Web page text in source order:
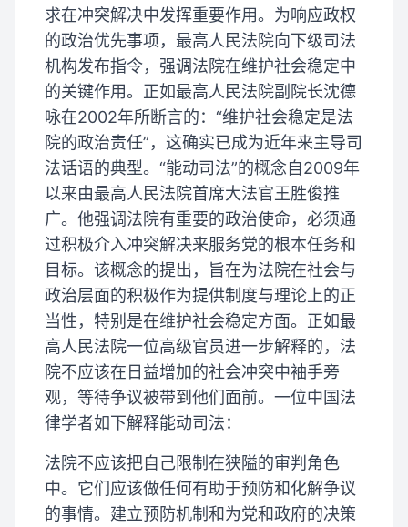
求在冲突解决中发挥重要作用。为响应政权
的政治优先事项，最高人民法院向下级司法
机构发布指令，强调法院在维护社会稳定中
的关键作用。正如最高人民法院副院长沈德
咏在2002年所断言的：“维护社会稳定是法
院的政治责任”，这确实已成为近年来主导司
法话语的典型。“能动司法”的概念自2009年
以来由最高人民法院首席大法官王胜俊推
广。他强调法院有重要的政治使命，必须通
过积极介入冲突解决来服务党的根本任务和
目标。该概念的提出，旨在为法院在社会与
政治层面的积极作为提供制度与理论上的正
当性，特别是在维护社会稳定方面。正如最
高人民法院一位高级官员进一步解释的，法
院不应该在日益增加的社会冲突中袖手旁
观，等待争议被带到他们面前。一位中国法
律学者如下解释能动司法：
法院不应该把自己限制在狭隘的审判角色
中。它们应该做任何有助于预防和化解争议
的事情。建立预防机制和为党和政府的决策